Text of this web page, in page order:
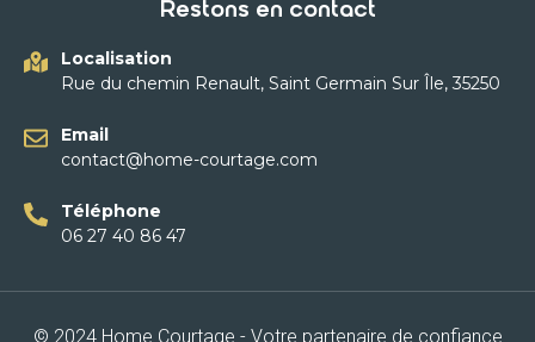
Restons en contact
Localisation
Rue du chemin Renault, Saint Germain Sur Île, 35250
Email
contact@home-courtage.com
Téléphone
06 27 40 86 47
© 2024 Home Courtage - Votre partenaire de confiance